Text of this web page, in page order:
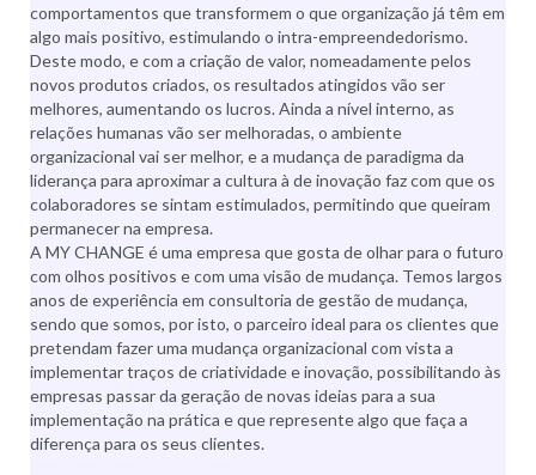
comportamentos que transformem o que organização já têm em
algo mais positivo, estimulando o intra-empreendedorismo.
Deste modo, e com a criação de valor, nomeadamente pelos
novos produtos criados, os resultados atingidos vão ser
melhores, aumentando os lucros. Ainda a nível interno, as
relações humanas vão ser melhoradas, o ambiente
organizacional vai ser melhor, e a mudança de paradigma da
liderança para aproximar a cultura à de inovação faz com que os
colaboradores se sintam estimulados, permitindo que queiram
permanecer na empresa.
A MY CHANGE é uma empresa que gosta de olhar para o futuro
com olhos positivos e com uma visão de mudança. Temos largos
anos de experiência em consultoria de gestão de mudança,
sendo que somos, por isto, o parceiro ideal para os clientes que
pretendam fazer uma mudança organizacional com vista a
implementar traços de criatividade e inovação, possibilitando às
empresas passar da geração de novas ideias para a sua
implementação na prática e que represente algo que faça a
diferença para os seus clientes.